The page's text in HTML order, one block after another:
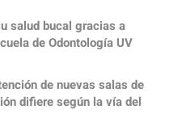
salud bucal gracias a
de Odontología UV
de nuevas salas de
difiere según la vía del